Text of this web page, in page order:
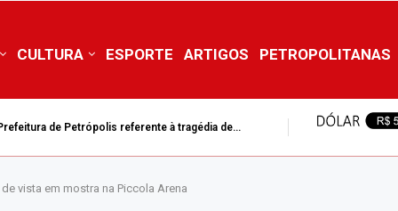
CULTURA ESPORTE ARTIGOS PETROPOLITANAS
de Petrópolis referente à tragédia de...
de Petrópolis suspende aulas da rede municipal nesta...
vista em mostra na Piccola Arena